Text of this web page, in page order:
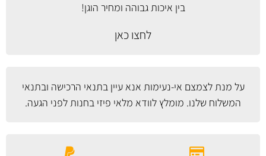
בין איכות גבוהה ומחיר הוגן!
לחצו כאן
על מנת לצמצם אי-נעימות אנא עייןבתנאי הרכישה ובתנאי
המשלוח שלנו. מומלץ לוודא מלאי פיזי בחנות לפני הגעה.